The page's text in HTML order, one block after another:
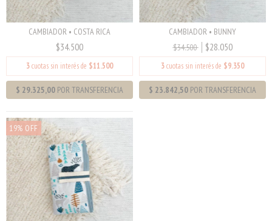
CAMBIADOR • COSTA RICA
$34.500
3cuotas sin interés de $11.500
CAMBIADOR • BUNNY
$34.500
$28.050
3cuotas sin interés de $9.350
19% OFF